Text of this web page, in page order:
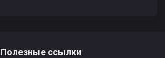
Полезные ссылки